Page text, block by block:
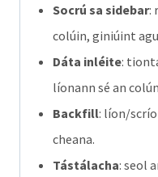
Socrú sa sidebar:
colúin, giniúint
Dáta inléite:
líonann sé an colún
Backfill: líon/
cheana.
Tástálacha: seol